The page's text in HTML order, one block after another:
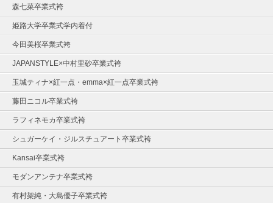
森七菜卒業式袴
姫路大学卒業式学内着付
今田美桜卒業式袴
JAPANSTYLE×中村里砂卒業式袴
玉城ティナ×紅一点・emma×紅一点卒業式袴
藤田ニコル卒業式袴
ラフィネモカ卒業式袴
シュガーケイ・ジルスチュアート卒業式袴
Kansai卒業式袴
モダンアンテナ卒業式袴
有村架純・大島優子卒業式袴